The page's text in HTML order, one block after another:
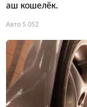
аш кошелёк.
Авто 5 052